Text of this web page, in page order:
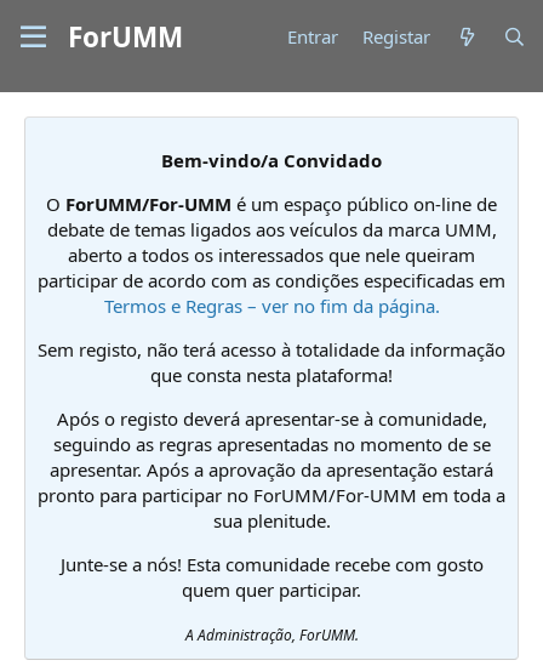
ForUMM Entrar Registar
Bem-vindo/a Convidado
O ForUMM/For-UMM é um espaço público on-line de
debate de temas ligados aos veículos da marca UMM,
aberto a todos os interessados que nele queiram
participar de acordo com as condições especificadas em
Termos e Regras – ver no fim da página.
Sem registo, não terá acesso à totalidade da informação
que consta nesta plataforma!
Após o registo deverá apresentar-se à comunidade,
seguindo as regras apresentadas no momento de se
apresentar. Após a aprovação da apresentação estará
pronto para participar no ForUMM/For-UMM em toda a
sua plenitude.
Junte-se a nós! Esta comunidade recebe com gosto
quem quer participar.
A Administração, ForUMM.